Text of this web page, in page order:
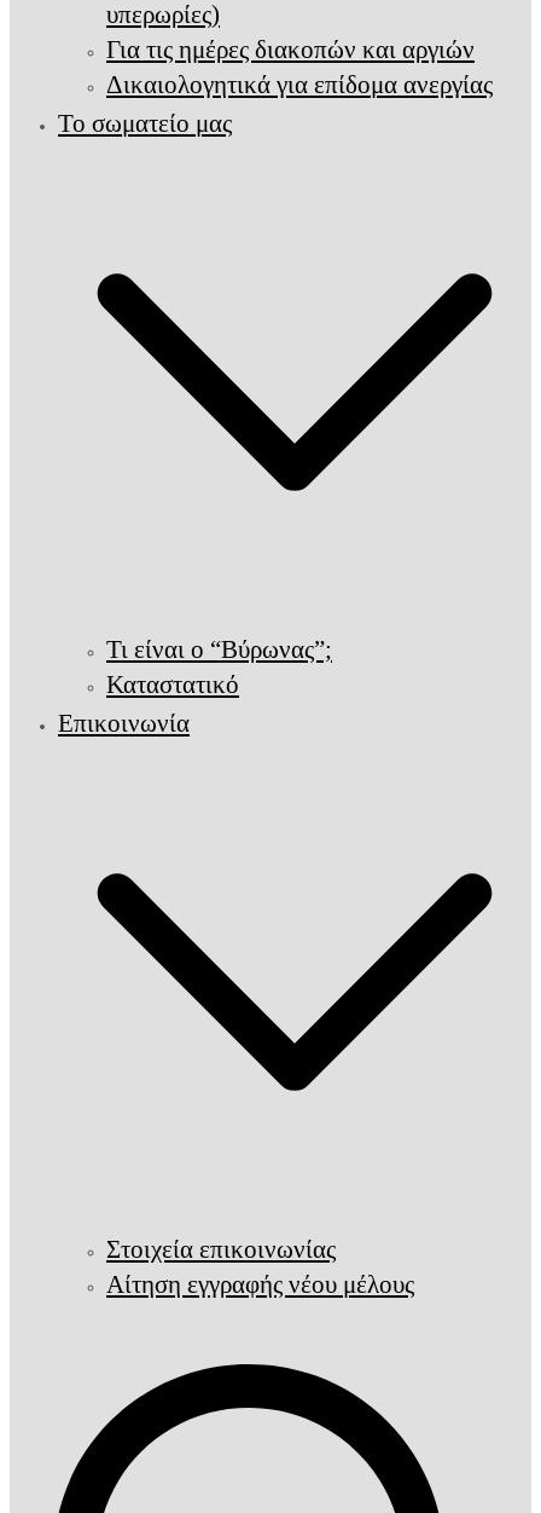
υπερωρίες)
Για τις ημέρες διακοπών και αργιών
Δικαιολογητικά για επίδομα ανεργίας
Το σωματείο μας
Τι είναι ο “Βύρωνας”;
Καταστατικό
Επικοινωνία
Στοιχεία επικοινωνίας
Αίτηση εγγραφής νέου μέλους